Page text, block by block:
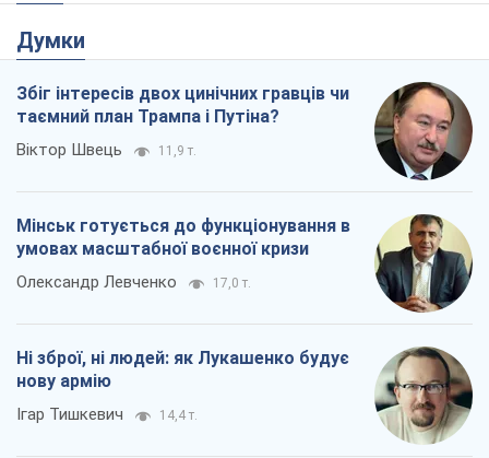
Думки
Збіг інтересів двох цинічних гравців чи
таємний план Трампа і Путіна?
Віктор Швець 11,9 т.
Мінськ готується до функціонування в
умовах масштабної воєнної кризи
Олександр Левченко 17,0 т.
Ні зброї, ні людей: як Лукашенко будує
нову армію
Ігар Тишкевич 14,4 т.